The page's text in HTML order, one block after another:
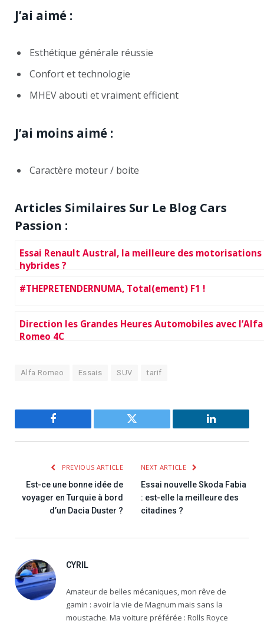
J’ai aimé :
Esthétique générale réussie
Confort et technologie
MHEV abouti et vraiment efficient
J’ai moins aimé :
Caractère moteur / boite
Articles Similaires Sur Le Blog Cars
Passion :
Essai Renault Austral, la meilleure des motorisations
hybrides ?
#THEPRETENDERNUMA, Total(ement) F1 !
Direction les Grandes Heures Automobiles avec l’Alfa
Romeo 4C
Alfa Romeo Essais SUV tarif
Facebook Twitter LinkedIn
PREVIOUS ARTICLE
Est-ce une bonne idée de
voyager en Turquie à bord
d’un Dacia Duster ?
NEXT ARTICLE
Essai nouvelle Skoda Fabia
: est-elle la meilleure des
citadines ?
CYRIL
Amateur de belles mécaniques, mon rêve de
gamin : avoir la vie de Magnum mais sans la
moustache. Ma voiture préférée : Rolls Royce